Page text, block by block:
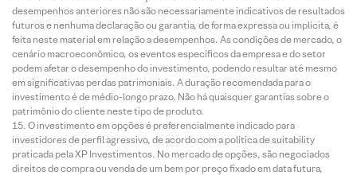
desempenhos anteriores não são necessariamente indicativos de resultados
futuros e nenhuma declaração ou garantia, de forma expressa ou implícita, é
feita neste material em relação a desempenhos. As condições de mercado, o
cenário macroeconômico, os eventos específicos da empresa e do setor
podem afetar o desempenho do investimento, podendo resultar até mesmo
em significativas perdas patrimoniais. A duração recomendada para o
investimento é de médio-longo prazo. Não há quaisquer garantias sobre o
patrimônio do cliente neste tipo de produto.
O investimento em opções é preferencialmente indicado para
investidores de perfil agressivo, de acordo com a política de suitability
praticada pela XP Investimentos. No mercado de opções, são negociados
direitos de compra ou venda de um bem por preço fixado em data futura,